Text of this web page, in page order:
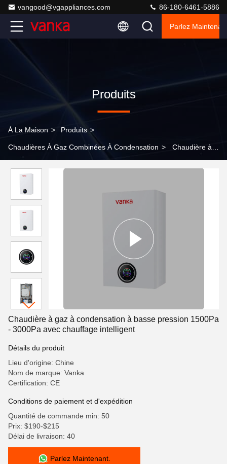
vangood@vgappliances.com 86-180-6461-5886
Parlez
Produits
À La Maison > Produits >
Chaudières À Gaz Combinées À Condensation > Chaudière à
Chaudière à gaz à condensation à basse pression 1500Pa
- 3000Pa avec chauffage intelligent
Détails du produit
Lieu d'origine: Chine
Nom de marque: Vanka
Certification: CE
Conditions de paiement et d'expédition
Quantité de commande min: 50
Prix: $190-$215
Délai de livraison: 40
Parlez Maintenant.